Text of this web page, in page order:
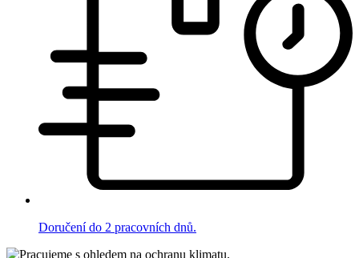
Doručení do 2 pracovních dnů.